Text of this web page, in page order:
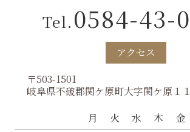
Tel.0584-43-
アクセス
〒503-1501
岐阜県不破郡関ケ原町大字関ケ原１
月
火 水 木 金